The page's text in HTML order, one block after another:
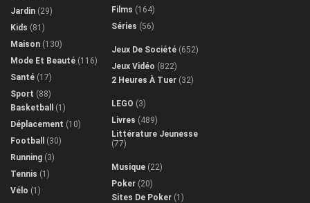
Jardin (29)
Kids (81)
Maison (130)
Mode Et Beauté (116)
Santé (17)
Sport (88)
Basketball
(1)
Déplacement (10)
Football
(30)
Running (3)
Tennis (1)
Vélo (1)
Films (164)
Séries (56)
Jeux De Société (652)
Jeux Vidéo (822)
2 Heures À Tuer (32)
LEGO (3)
Livres (489)
Littérature Jeunesse
(77)
Musique (22)
Poker (20)
Sites De Poker (1)